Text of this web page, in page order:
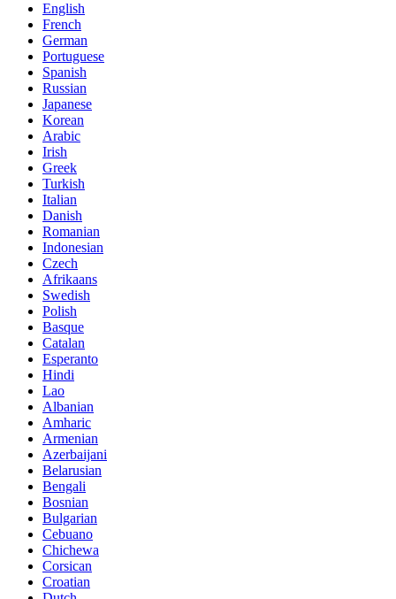
English
French
German
Portuguese
Spanish
Russian
Japanese
Korean
Arabic
Irish
Greek
Turkish
Italian
Danish
Romanian
Indonesian
Czech
Afrikaans
Swedish
Polish
Basque
Catalan
Esperanto
Hindi
Lao
Albanian
Amharic
Armenian
Azerbaijani
Belarusian
Bengali
Bosnian
Bulgarian
Cebuano
Chichewa
Corsican
Croatian